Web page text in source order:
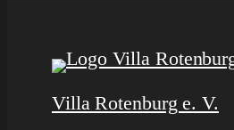
Villa Rotenburg e. V.